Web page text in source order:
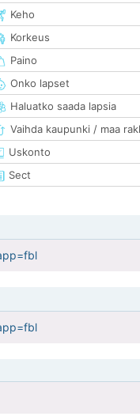
Keho
Korkeus
Paino
Onko lapset
Haluatko saada lapsia
Vaihda kaupunki / maa
Uskonto
Sect